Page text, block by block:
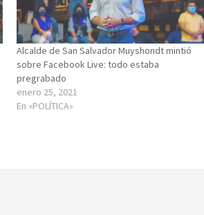
Alcalde de San Salvador Muyshondt mintió
sobre Facebook Live: todo estaba
pregrabado
enero 25, 2021
En «POLÍTICA»